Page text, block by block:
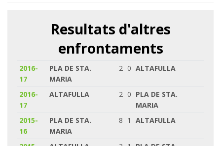
Resultats d'altres
enfrontaments
2016-
17
PLA DE STA.
MARIA
2 0 ALTAFULLA
2016-
17
ALTAFULLA 2 0 PLA DE STA.
MARIA
2015-
16
PLA DE STA.
MARIA
8 1 ALTAFULLA